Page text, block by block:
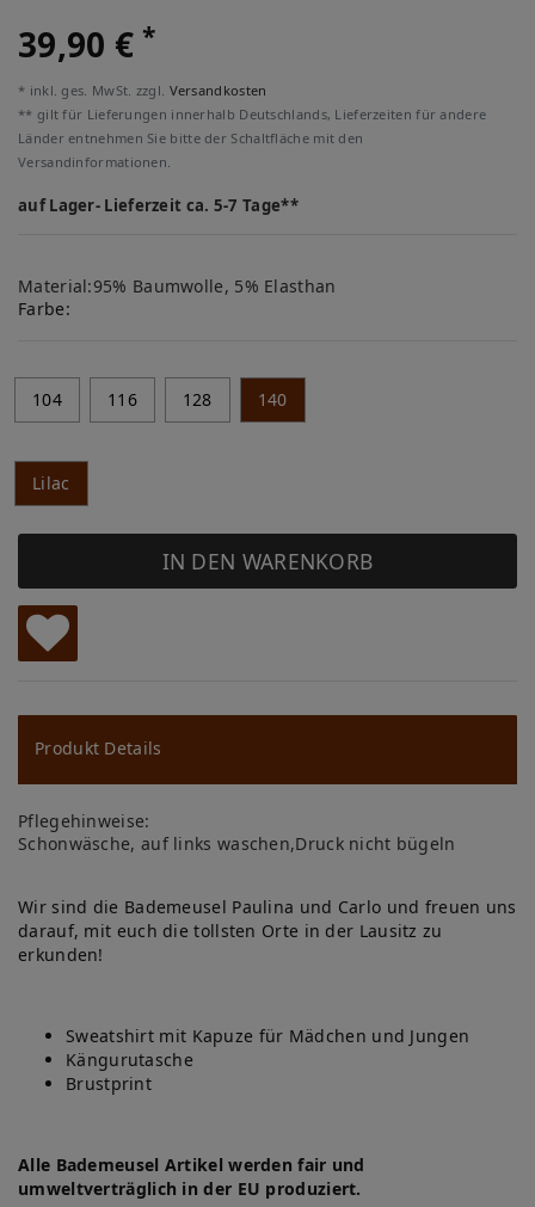
39,90 €*
* inkl. ges. MwSt. zzgl. Versandkosten
** gilt für Lieferungen innerhalb Deutschlands, Lieferzeiten für andere
Länder entnehmen Sie bitte der Schaltfläche mit den
Versandinformationen.
auf Lager- Lieferzeit ca. 5-7 Tage**
Material:95% Baumwolle, 5% Elasthan
Farbe:
104 116 128 140
Lilac
IN DEN WARENKORB
W
u
ns
ch
lis
te
Produkt Details
Pflegehinweise:
Schonwäsche, auf links waschen,Druck nicht bügeln
Wir sind die Bademeusel Paulina und Carlo und freuen uns
darauf, mit euch die tollsten Orte in der Lausitz zu
erkunden!
Sweatshirt mit Kapuze für Mädchen und Jungen
Kängurutasche
Brustprint
Alle Bademeusel Artikel werden fair und
umweltverträglich in der EU produziert.